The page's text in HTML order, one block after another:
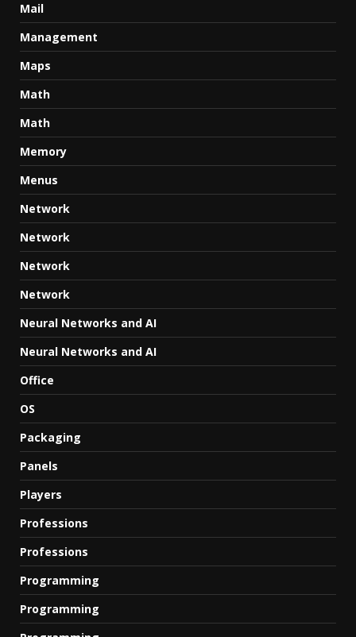
Mail
Management
Maps
Math
Math
Memory
Menus
Network
Network
Network
Network
Neural Networks and AI
Neural Networks and AI
Office
OS
Packaging
Panels
Players
Professions
Professions
Programming
Programming